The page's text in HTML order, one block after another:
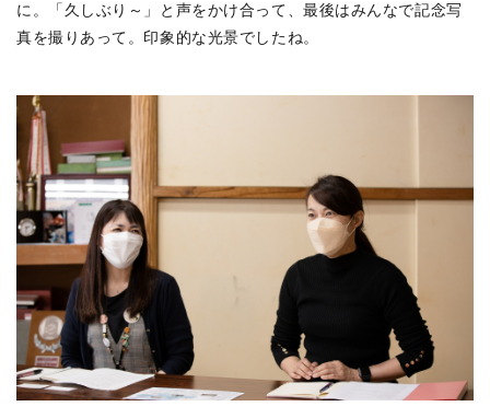
に。「久しぶり～」と声をかけ合って、最後はみんなで記念写
真を撮りあって。印象的な光景でしたね。